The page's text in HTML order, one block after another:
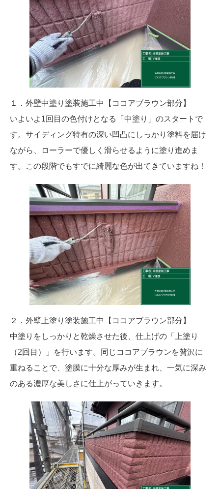
１．外壁中塗り塗装施工中【ココアブラウン部分】
いよいよ1回目の色付けとなる「中塗り」のスタートで
す。サイディング特有の深い凹凸にしっかり塗料を届け
ながら、ローラーで優しく滑らせるように塗り進めま
す。この段階でもすでに綺麗な色が出てきていますね！
２．外壁上塗り塗装施工中【ココアブラウン部分】
中塗りをしっかりと乾燥させた後、仕上げの「上塗り
（2回目）」を行います。同じココアブラウンを贅沢に
重ねることで、塗膜に十分な厚みが生まれ、一気に深み
のある濃厚な美しさに仕上がっていきます。